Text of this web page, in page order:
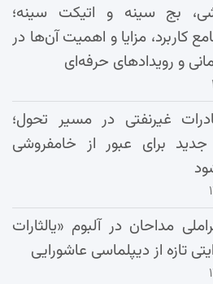
بج سینه و اتیکت سینه؛
کاربرد، مزایا و اهمیت آن‌ها در
و رویدادهای حرفه‌ای
غیرنفتی در مسیر تحول؛
برای عبور از خامفروشی
مداحان در آلبوم «یالثارات
تازه از دیپلماسی عاشورایی